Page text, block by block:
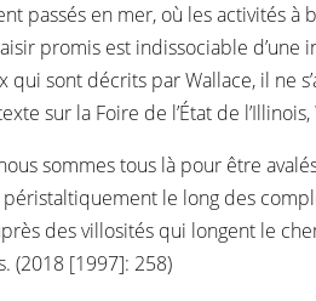
passés en mer, où les activités à
promis est indissociable
qui sont décrits par Wallace, il ne
sur la Foire de l’État de
sommes tous là pour être
le long des
des villosités qui longent le
(2018 [1997]: 258)